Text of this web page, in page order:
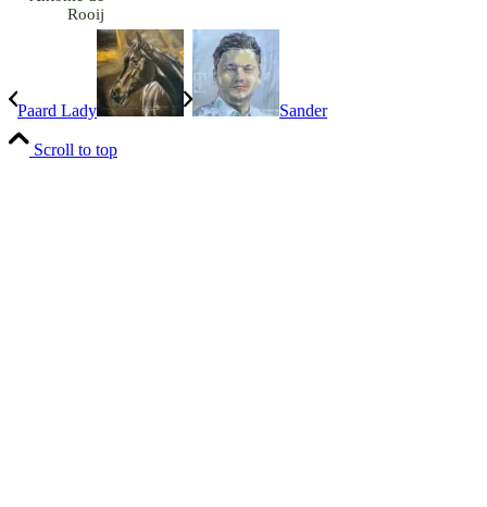
Rooij
Paard Lady Sander
Scroll to top